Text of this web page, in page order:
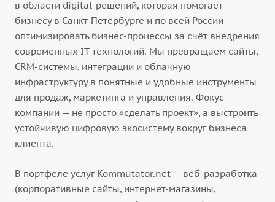
в области digital-решений, которая помогает
бизнесу в Санкт-Петербурге и по всей России
оптимизировать бизнес-процессы за счёт внедрения
современных IT-технологий. Мы превращаем сайты,
CRM-системы, интеграции и облачную
инфраструктуру в понятные и удобные инструменты
для продаж, маркетинга и управления. Фокус
компании — не просто «сделать проект», а выстроить
устойчивую цифровую экосистему вокруг бизнеса
клиента.
В портфеле услуг Kommutator.net — веб-разработка
(корпоративные сайты, интернет-магазины,